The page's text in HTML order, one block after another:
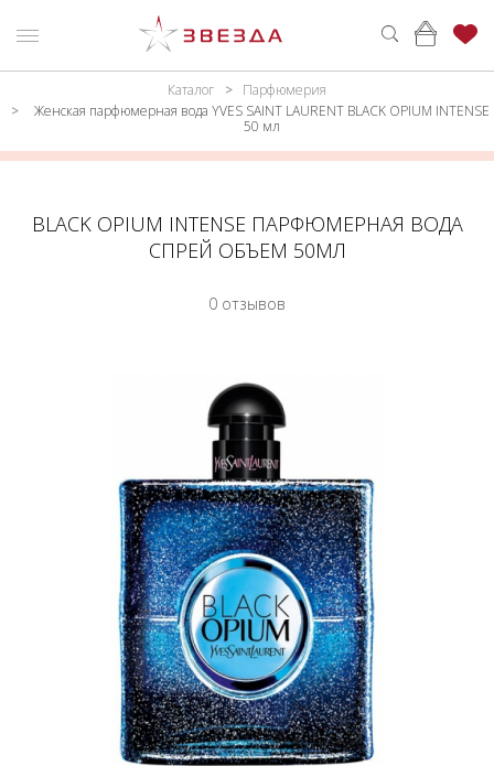
КАТАЛОГ
ПАРФЮМЕРИЯ
Каталог
Парфюмерия
Женская парфюмерная вода YVES SAINT LAURENT BLACK OPIUM INTENSE
50 мл
BLACK OPIUM INTENSE ПАРФЮМЕРНАЯ ВОДА
СПРЕЙ ОБЪЕМ 50МЛ
0 отзывов